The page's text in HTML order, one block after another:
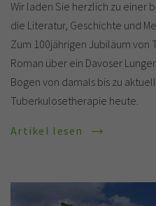
Wir laden Sie herzlich zu einer
die Literatur, Geschichte und
Zum 100jährigen Jubiläum von
Roman über ein Davoser
Bogen von damals bis zu
Tuberkulosetherapie heute.
Artikel lesen